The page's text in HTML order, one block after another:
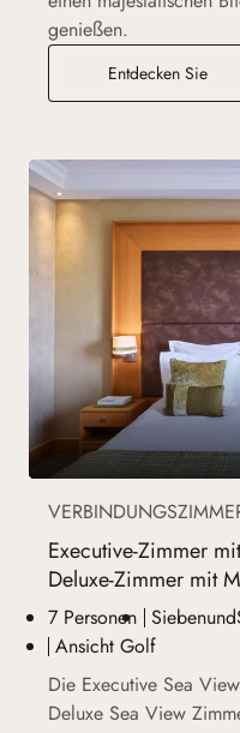
genießen.
Entdecken Sie2
Executive-Zimmer
Deluxe-Zimmer mit
7 Personen
Ansicht Golf
Die Executive Sea
Deluxe Sea View